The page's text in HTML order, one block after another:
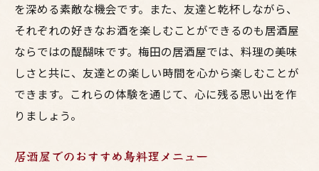
を深める素敵な機会です。また、友達と乾杯しながら、
それぞれの好きなお酒を楽しむことができるのも居酒屋
ならではの醍醐味です。梅田の居酒屋では、料理の美味
しさと共に、友達との楽しい時間を心から楽しむことが
できます。これらの体験を通じて、心に残る思い出を作
りましょう。
居酒屋でのおすすめ鳥料理メニュー